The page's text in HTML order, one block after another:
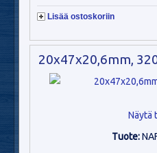
Lisää ostoskoriin
20x47x20,6mm,
Näytä
Tuote: